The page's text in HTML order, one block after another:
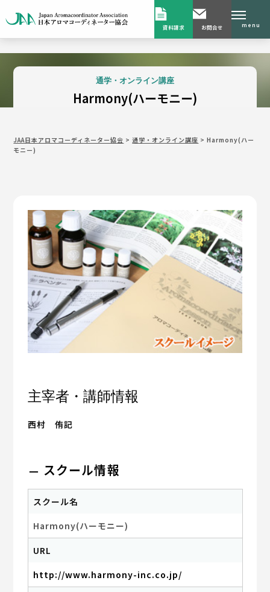
資料請求 お問合せ menu
通学・オンライン講座
Harmony(ハーモニー)
JAA日本アロマコーディネーター協会 >通学・オンライン講座 >Harmony(ハー
モニー)
主宰者・講師情報
西村 侑記
スクール情報
スクール名
Harmony(ハーモニー)
URL
http://www.harmony-inc.co.jp/